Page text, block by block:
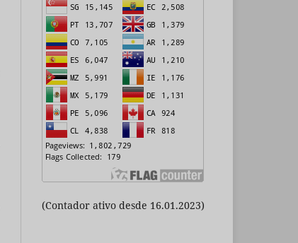
(Contador ativo desde 16.01.2023)